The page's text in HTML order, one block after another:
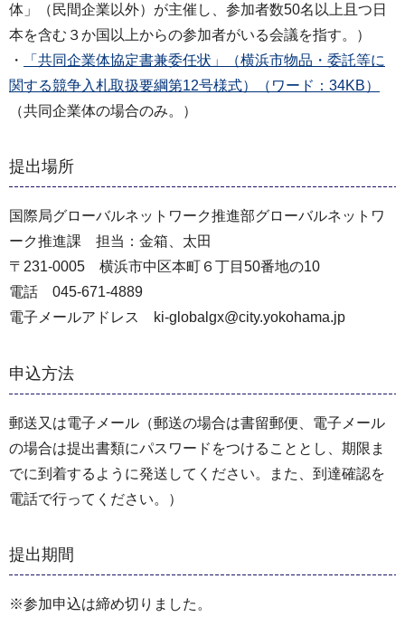
体」（民間企業以外）が主催し、参加者数50名以上且つ日
本を含む３か国以上からの参加者がいる会議を指す。）
・
「共同企業体協定書兼委任状」（横浜市物品・委託等に
関する競争入札取扱要綱第12号様式）（ワード：34KB）
（共同企業体の場合のみ。）
提出場所
国際局グローバルネットワーク推進部グローバルネットワ
ーク推進課 担当：金箱、太田
〒231-0005 横浜市中区本町６丁目50番地の10
電話 045-671-4889
電子メールアドレス ki-globalgx@city.yokohama.jp
申込方法
郵送又は電子メール（郵送の場合は書留郵便、電子メール
の場合は提出書類にパスワードをつけることとし、期限ま
でに到着するように発送してください。また、到達確認を
電話で行ってください。）
提出期間
※参加申込は締め切りました。